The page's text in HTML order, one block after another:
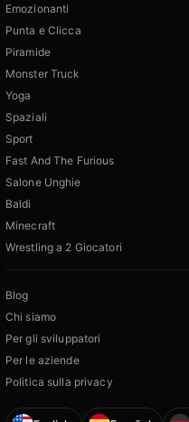
Emozionanti
Punta e Clicca
Piramide
Monster Truck
Yoga
Spaziali
Sport
Fast And The Furious
Salone Unghie
Baldi
Minecraft
Wrestling a 2 Giocatori
Blog
Chi siamo
Per gli sviluppatori
Per le aziende
Politica sulla privacy